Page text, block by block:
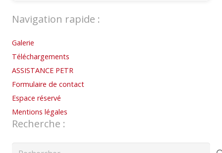
Navigation rapide :
Galerie
Téléchargements
ASSISTANCE PETR
Formulaire de contact
Espace réservé
Mentions légales
Recherche :